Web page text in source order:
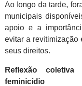
Ao longo da tarde,
municipais
apoio e a
evitar a revitimização
seus direitos.
Reflexão
feminicídio